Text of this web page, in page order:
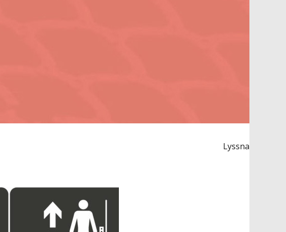
Lyssna